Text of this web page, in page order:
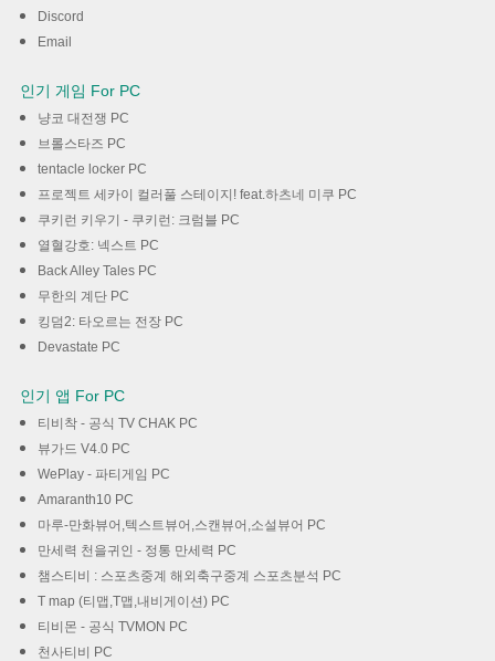
Discord
Email
인기 게임 For PC
냥코 대전쟁 PC
브롤스타즈 PC
tentacle locker PC
프로젝트 세카이 컬러풀 스테이지! feat.하츠네 미쿠 PC
쿠키런 키우기 - 쿠키런: 크럼블 PC
열혈강호: 넥스트 PC
Back Alley Tales PC
무한의 계단 PC
킹덤2: 타오르는 전장 PC
Devastate PC
인기 앱 For PC
티비착 - 공식 TV CHAK PC
뷰가드 V4.0 PC
WePlay - 파티게임 PC
Amaranth10 PC
마루-만화뷰어,텍스트뷰어,스캔뷰어,소설뷰어 PC
만세력 천을귀인 - 정통 만세력 PC
챔스티비 : 스포츠중계 해외축구중계 스포츠분석 PC
T map (티맵,T맵,내비게이션) PC
티비몬 - 공식 TVMON PC
천사티비 PC